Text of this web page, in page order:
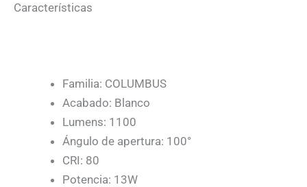
Características
Familia: COLUMBUS
Acabado: Blanco
Lumens: 1100
Ángulo de apertura: 100°
CRI: 80
Potencia: 13W